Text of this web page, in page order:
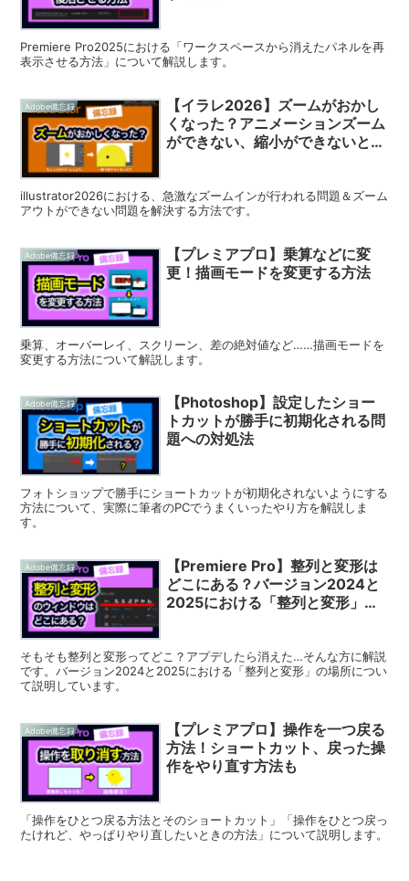
Premiere Pro2025における「ワークスペースから消えたパネルを再
表示させる方法」について解説します。
Adobe備忘録
【イラレ2026】ズームがおかし
くなった？アニメーションズーム
ができない、縮小ができないとき
illustrator2026における、急激なズームインが行われる問題＆ズーム
アウトができない問題を解決する方法です。
Adobe備忘録
【プレミアプロ】乗算などに変
更！描画モードを変更する方法
乗算、オーバーレイ、スクリーン、差の絶対値など……描画モードを
変更する方法について解説します。
Adobe備忘録
【Photoshop】設定したショー
トカットが勝手に初期化される問
題への対処法
フォトショップで勝手にショートカットが初期化されないようにする
方法について、実際に筆者のPCでうまくいったやり方を解説しま
す。
Adobe備忘録
【Premiere Pro】整列と変形は
どこにある？バージョン2024と
2025における「整列と変形」の
そもそも整列と変形ってどこ？アプデしたら消えた…そんな方に解説
です。バージョン2024と2025における「整列と変形」の場所につい
て説明しています。
Adobe備忘録
【プレミアプロ】操作を一つ戻る
方法！ショートカット、戻った操
作をやり直す方法も
「操作をひとつ戻る方法とそのショートカット」「操作をひとつ戻っ
たけれど、やっぱりやり直したいときの方法」について説明します。